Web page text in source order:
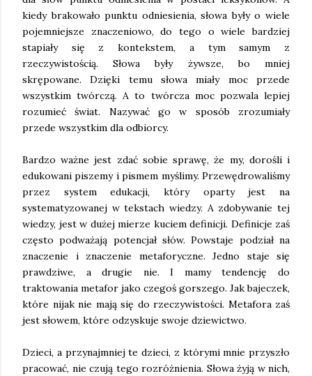
kiedy brakowało punktu odniesienia, słowa były o wiele
pojemniejsze znaczeniowo, do tego o wiele bardziej
stapiały się z kontekstem, a tym samym z
rzeczywistością. Słowa były żywsze, bo mniej
skrępowane. Dzięki temu słowa miały moc przede
wszystkim twórczą. A to twórcza moc pozwala lepiej
rozumieć świat. Nazywać go w sposób zrozumiały
przede wszystkim dla odbiorcy.
Bardzo ważne jest zdać sobie sprawę, że my, dorośli i
edukowani piszemy i pismem myślimy. Przewędrowaliśmy
przez system edukacji, który oparty jest na
systematyzowanej w tekstach wiedzy. A zdobywanie tej
wiedzy, jest w dużej mierze kuciem definicji. Definicje zaś
często podważają potencjał słów. Powstaje podział na
znaczenie i znaczenie metaforyczne. Jedno staje się
prawdziwe, a drugie nie. I mamy tendencję do
traktowania metafor jako czegoś gorszego. Jak bajeczek,
które nijak nie mają się do rzeczywistości. Metafora zaś
jest słowem, które odzyskuje swoje dziewictwo.
Dzieci, a przynajmniej te dzieci, z którymi mnie przyszło
pracować, nie czują tego rozróżnienia. Słowa żyją w nich,